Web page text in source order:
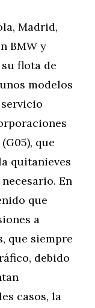
Madrid,
BMW y
flota de
modelos
que
quitanieves
En
que
a
que siempre
debido
casos, la